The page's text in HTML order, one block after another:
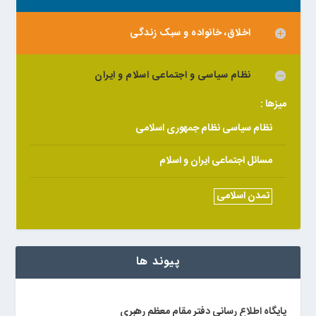
اخلاق، خانواده و سبک زندگی
نظام سیاسی و اجتماعی اسلام و ایران
میزها :
نظام سیاسی نظام جمهوری اسلامی
مسائل اجتماعی ایران و اسلام
تمدن اسلامی
پیوند ها
پایگاه اطلاع رسانی دفتر مقام معظم رهبری